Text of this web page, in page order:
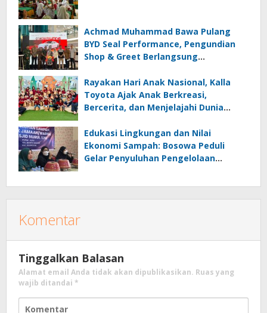
Achmad Muhammad Bawa Pulang
BYD Seal Performance, Pengundian
Shop & Greet Berlangsung
Rayakan Hari Anak Nasional, Kalla
Toyota Ajak Anak Berkreasi,
Bercerita, dan Menjelajahi Dunia
Edukasi Lingkungan dan Nilai
Ekonomi Sampah: Bosowa Peduli
Gelar Penyuluhan Pengelolaan
Komentar
Tinggalkan Balasan
Alamat email Anda tidak akan dipublikasikan. Ruas yang
wajib ditandai *